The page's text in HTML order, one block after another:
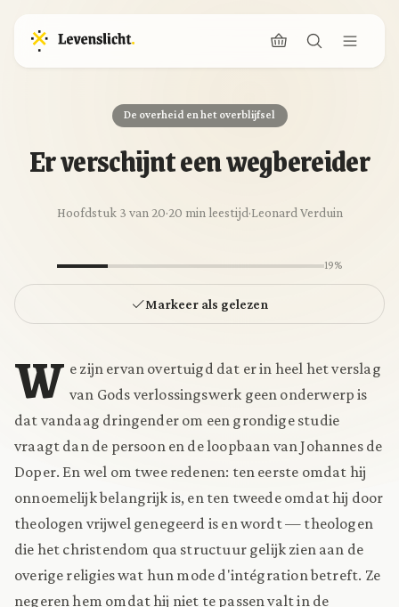
De overheid en het overblijfsel
Er verschijnt een wegbereider
Hoofdstuk 3 van 20·20 min leestijd·Leonard Verduin
19%
Markeer als gelezen
W e zijn ervan overtuigd dat er in heel het verslag
van Gods verlossingswerk geen onderwerp is
dat vandaag dringender om een grondige studie
vraagt dan de persoon en de loopbaan van Johannes de
Doper. En wel om twee redenen: ten eerste omdat hij
onnoemelijk belangrijk is, en ten tweede omdat hij door
theologen vrijwel genegeerd is en wordt — theologen
die het christendom qua structuur gelijk zien aan de
overige religies wat hun mode d'intégration betreft. Ze
negeren hem omdat hij niet te passen valt in de